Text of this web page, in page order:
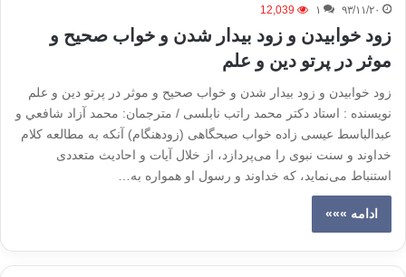
۹۳/۱۱/۲۰ ۱ 12,039
زود خوابیدن و زود بیدار شدن و خواب صحیح و
موثر در پرتو دین و علم
زود خوابیدن و زود بیدار شدن و خواب صحیح و موثر در پرتو دین و علم
نویسنده : استاد دکتر محمد راتب نابلسی / مترجمان: محمد آزاد شافعي و
عبدالباسط عيسى زاده خواب صبحگاهی (زودهنگام) آنکه به مطالعه کلام
خداوند و سنت نبوی را می‌پردازد، از خلال آیات و احادیث متعددی
استنباط می‌نماید، که خداوند و رسول او همواره به…
ادامه »»»